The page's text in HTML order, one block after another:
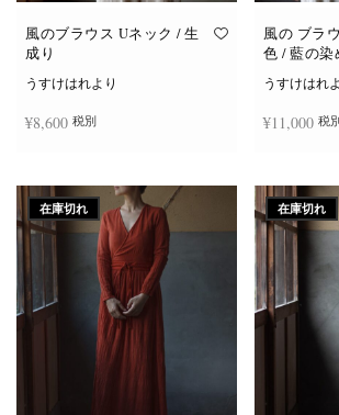
風のブラウス Uネック / 生
成り
うすけはれより
¥8,600 税別
風の ブラ
色 / 藍の染
うすけはれ
¥11,000 税
在庫切れ 在庫切れ